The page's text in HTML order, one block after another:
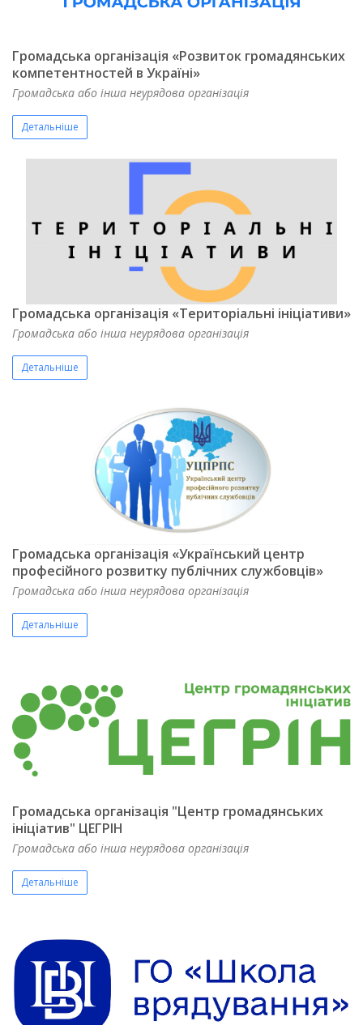
Громадська організація «Розвиток громадянських
компетентностей в Україні»
Громадська або інша неурядова організація
Детальніше
Громадська організація «Територіальні ініціативи»
Громадська або інша неурядова організація
Детальніше
Громадська організація «Український центр
професійного розвитку публічних службовців»
Громадська або інша неурядова організація
Детальніше
Громадська організація "Центр громадянських
ініціатив" ЦЕГРІН
Громадська або інша неурядова організація
Детальніше